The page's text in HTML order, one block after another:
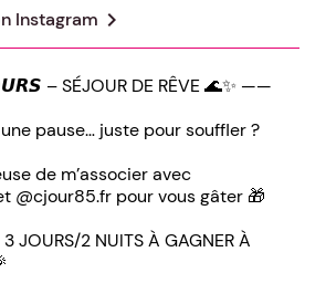
Instagram chevron_right
– SÉJOUR DE RÊVE 🌊✨ ——
pause… juste pour souffler ?
de m’associer avec
@cjour85.fr pour vous gâter 🎁
JOURS/2 NUITS À GAGNER À